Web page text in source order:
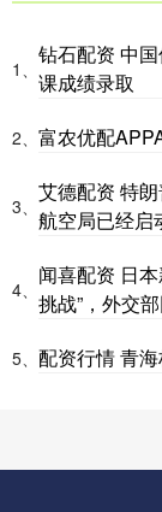
1、
钻石配资 中
课成绩录取
2、 富农优配
3、
艾德配资 特
航空局已经启
4、
闻喜配资 日
挑战”，外交
5、 配资行情 青